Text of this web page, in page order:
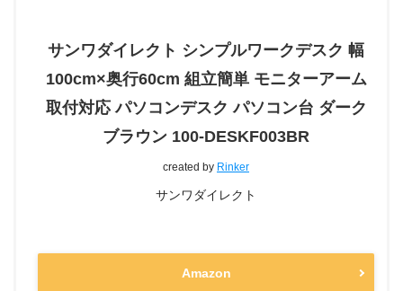
サンワダイレクト シンプルワークデスク 幅
100cm×奥行60cm 組立簡単 モニターアーム
取付対応 パソコンデスク パソコン台 ダーク
ブラウン 100-DESKF003BR
created by Rinker
サンワダイレクト
Amazon